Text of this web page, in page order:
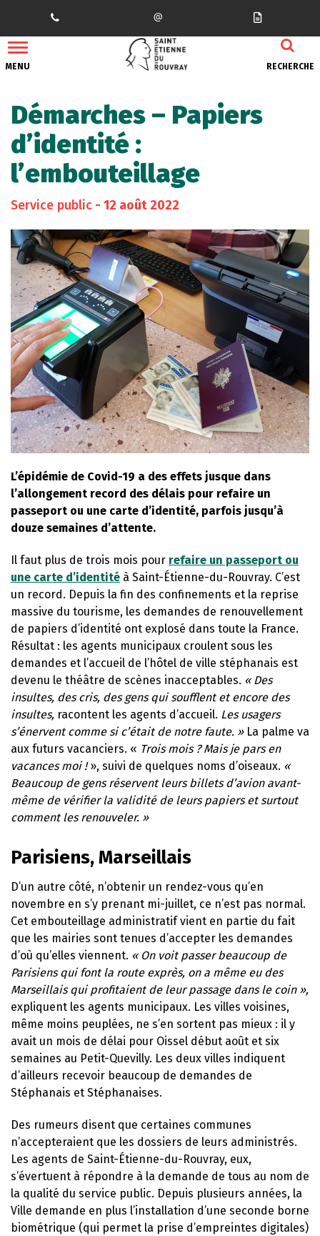
MENU RECHERCHE
Démarches – Papiers
d’identité :
l’embouteillage
Service public - 12 août 2022
L’épidémie de Covid-19 a des effets jusque dans
l’allongement record des délais pour refaire un
passeport ou une carte d’identité, parfois jusqu’à
douze semaines d’attente.
Il faut plus de trois mois pour refaire un passeport ou
une carte d’identité à Saint-Étienne-du-Rouvray. C’est
un record. Depuis la fin des confinements et la reprise
massive du tourisme, les demandes de renouvellement
de papiers d’identité ont explosé dans toute la France.
Résultat : les agents municipaux croulent sous les
demandes et l’accueil de l’hôtel de ville stéphanais est
devenu le théâtre de scènes inacceptables. « Des
insultes, des cris, des gens qui soufflent et encore des
insultes, racontent les agents d’accueil. Les usagers
s’énervent comme si c’était de notre faute. »La palme va
aux futurs vacanciers. « Trois mois ? Mais je pars en
vacances moi !», suivi de quelques noms d’oiseaux. «
Beaucoup de gens réservent leurs billets d’avion avant-
même de vérifier la validité de leurs papiers et surtout
comment les renouveler. »
Parisiens, Marseillais
D’un autre côté, n’obtenir un rendez-vous qu’en
novembre en s’y prenant mi-juillet, ce n’est pas normal.
Cet embouteillage administratif vient en partie du fait
que les mairies sont tenues d’accepter les demandes
d’où qu’elles viennent. « On voit passer beaucoup de
Parisiens qui font la route exprès, on a même eu des
Marseillais qui profitaient de leur passage dans le coin »,
expliquent les agents municipaux. Les villes voisines,
même moins peuplées, ne s’en sortent pas mieux : il y
avait un mois de délai pour Oissel début août et six
semaines au Petit-Quevilly. Les deux villes indiquent
d’ailleurs recevoir beaucoup de demandes de
Stéphanais et Stéphanaises.
Des rumeurs disent que certaines communes
n’accepteraient que les dossiers de leurs administrés.
Les agents de Saint-Étienne-du-Rouvray, eux,
s’évertuent à répondre à la demande de tous au nom de
la qualité du service public. Depuis plusieurs années, la
Ville demande en plus l’installation d’une seconde borne
biométrique (qui permet la prise d’empreintes digitales)